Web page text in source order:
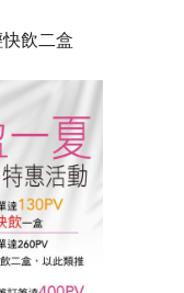
飲二盒